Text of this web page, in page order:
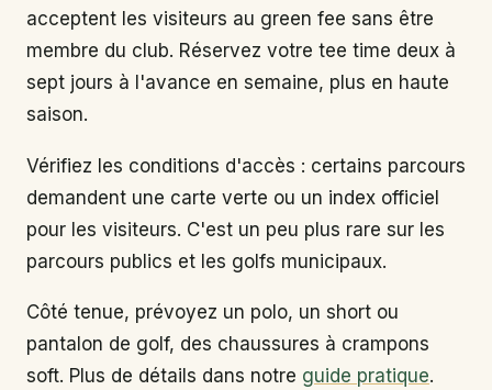
acceptent les visiteurs au green fee sans être
membre du club. Réservez votre tee time deux à
sept jours à l'avance en semaine, plus en haute
saison.
Vérifiez les conditions d'accès : certains parcours
demandent une carte verte ou un index officiel
pour les visiteurs. C'est un peu plus rare sur les
parcours publics et les golfs municipaux.
Côté tenue, prévoyez un polo, un short ou
pantalon de golf, des chaussures à crampons
soft. Plus de détails dans notre guide pratique.